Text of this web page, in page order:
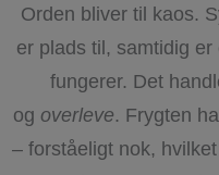
Orden bliver til kaos.
er plads til, samtidig
fungerer. Det
og overleve. Frygten
– forståeligt nok,